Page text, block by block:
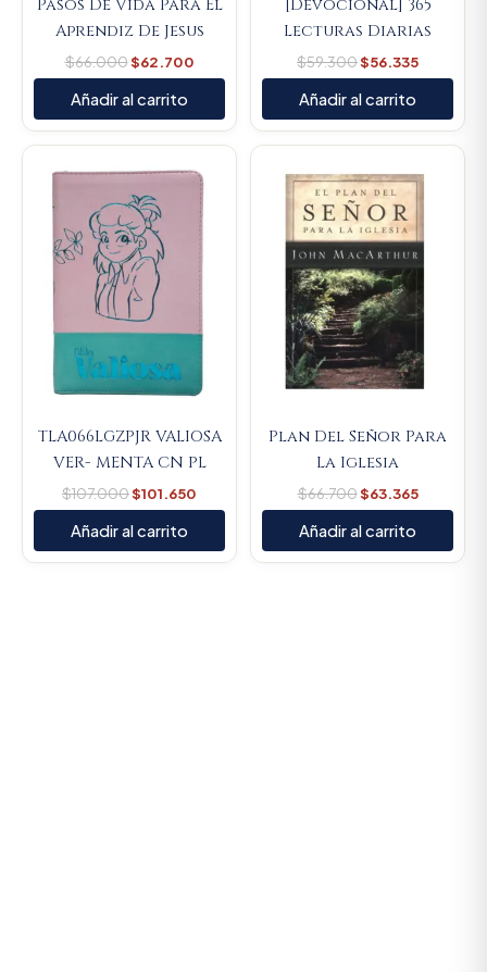
Pasos De Vida Para El
Aprendiz De Jesus
$66.000$62.700
Añadir al carrito
[Devocional] 365
Lecturas Diarias
$59.300$56.335
Añadir al carrito
TLA066LGZPJR VALIOSA
VER- MENTA CN PL
$107.000
price
was:
$107.000.
$101.650
Current
price
is:
$101.650.
Añadir al carrito
Plan Del Señor Para
La Iglesia
$66.700
price
was:
$66.700.
$63.365
Current
price
Añadir al carrito